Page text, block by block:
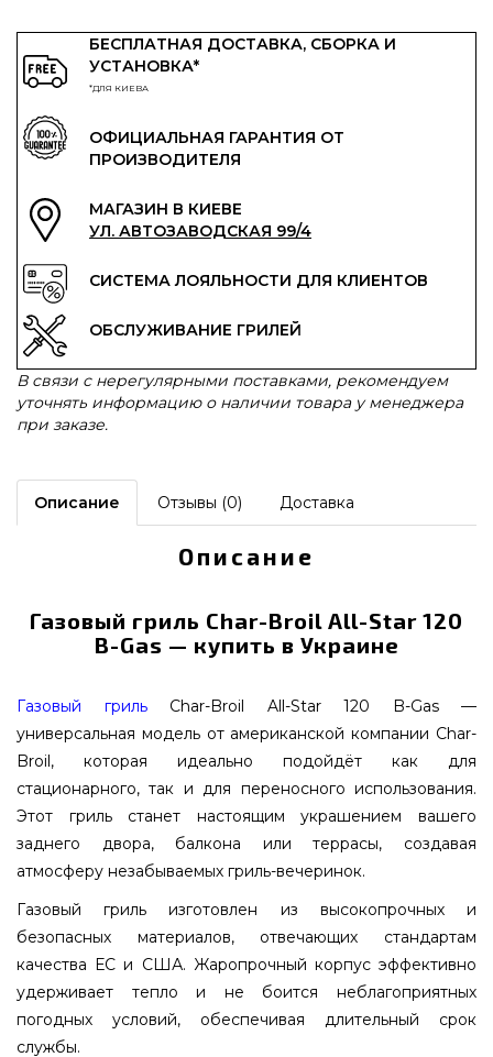
БЕСПЛАТНАЯ ДОСТАВКА, СБОРКА И
УСТАНОВКА*
*ДЛЯ КИЕВА
ОФИЦИАЛЬНАЯ ГАРАНТИЯ ОТ
ПРОИЗВОДИТЕЛЯ
МАГАЗИН В КИЕВЕ
УЛ. АВТОЗАВОДСКАЯ 99/4
СИСТЕМА ЛОЯЛЬНОСТИ ДЛЯ КЛИЕНТОВ
ОБСЛУЖИВАНИЕ ГРИЛЕЙ
В связи с нерегулярными поставками, рекомендуем
уточнять информацию о наличии товара у менеджера
при заказе.
Описание Отзывы (0) Доставка
Описание
Газовый гриль Char-Broil All-Star 120
B-Gas — купить в Украине
Газовый грильChar-Broil All-Star 120 B-Gas —
универсальная модель от американской компании Char-
Broil, которая идеально подойдёт как для
стационарного, так и для переносного использования.
Этот гриль станет настоящим украшением вашего
заднего двора, балкона или террасы, создавая
атмосферу незабываемых гриль-вечеринок.
Газовый гриль изготовлен из высокопрочных и
безопасных материалов, отвечающих стандартам
качества ЕС и США. Жаропрочный корпус эффективно
удерживает тепло и не боится неблагоприятных
погодных условий, обеспечивая длительный срок
службы.